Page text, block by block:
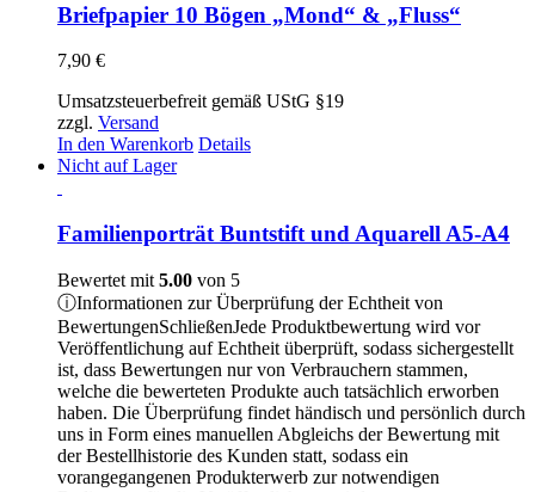
Briefpapier 10 Bögen „Mond“ & „Fluss“
7,90 €
Umsatzsteuerbefreit gemäß UStG §19
zzgl. Versand
In den Warenkorb Details
Nicht auf Lager
Familienporträt Buntstift und Aquarell A5-A4
Bewertet mit 5.00 von 5
ⓘInformationen zur Überprüfung der Echtheit von
BewertungenSchließenJede Produktbewertung wird vor
Veröffentlichung auf Echtheit überprüft, sodass sichergestellt
ist, dass Bewertungen nur von Verbrauchern stammen,
welche die bewerteten Produkte auch tatsächlich erworben
haben. Die Überprüfung findet händisch und persönlich durch
uns in Form eines manuellen Abgleichs der Bewertung mit
der Bestellhistorie des Kunden statt, sodass ein
vorangegangenen Produkterwerb zur notwendigen